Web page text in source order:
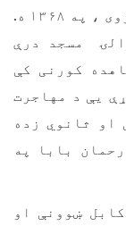
پوهنیار شبیرالله حیات د الف خان زوی ، په ۱۳۶۸ ه.
مسجد درې
کورنی کې
یې د مهاجرت
او ثانوي زده
کې د رحمان بابا په
کې د کابل ښوونې او